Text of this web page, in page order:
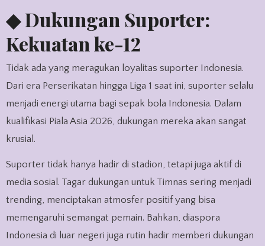
◆ Dukungan Suporter:
Kekuatan ke-12
Tidak ada yang meragukan loyalitas suporter Indonesia.
Dari era Perserikatan hingga Liga 1 saat ini, suporter selalu
menjadi energi utama bagi sepak bola Indonesia. Dalam
kualifikasi Piala Asia 2026, dukungan mereka akan sangat
krusial.
Suporter tidak hanya hadir di stadion, tetapi juga aktif di
media sosial. Tagar dukungan untuk Timnas sering menjadi
trending, menciptakan atmosfer positif yang bisa
memengaruhi semangat pemain. Bahkan, diaspora
Indonesia di luar negeri juga rutin hadir memberi dukungan